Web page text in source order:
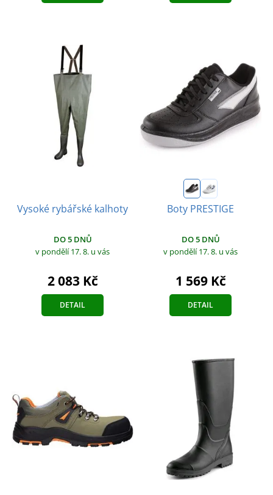
Vysoké rybářské kalhoty
DO 5 DNŮ
v pondělí 17. 8. u vás
2 083 Kč
DETAIL
Boty PRESTIGE
DO 5 DNŮ
v pondělí 17. 8. u vás
1 569 Kč
DETAIL